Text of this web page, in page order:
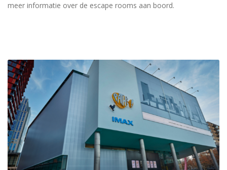
meer informatie over de escape rooms aan boord.